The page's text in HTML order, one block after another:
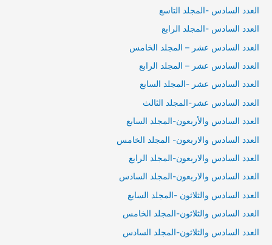
العدد السادس -المجلد التاسع
العدد السادس -المجلد الرابع
العدد السادس عشر – المجلد الخامس
العدد السادس عشر – المجلد الرابع
العدد السادس عشر -المجلد السابع
العدد السادس عشر-المجلد الثالث
العدد السادس والأربعون-المجلد السابع
العدد السادس والاربعون- المجلد الخامس
العدد السادس والاربعون-المجلد الرابع
العدد السادس والاربعون-المجلد السادس
العدد السادس والثلاثون -المجلد السابع
العدد السادس والثلاثون-المجلد الخامس
العدد السادس والثلاثون-المجلد السادس